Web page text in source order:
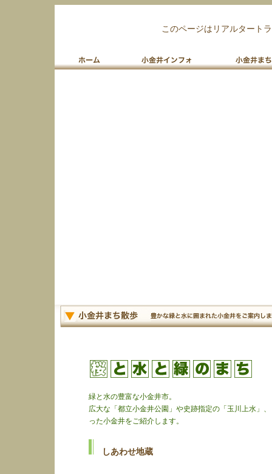
このページはリアルタート
緑と水の豊富な小金井市。
広大な「都立小金井公園」や史跡指定の「玉川上水」
った小金井をご紹介します。
しあわせ地蔵